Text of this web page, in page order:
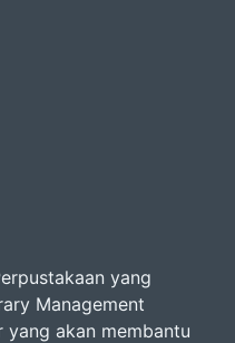
yang
Management
akan membantu